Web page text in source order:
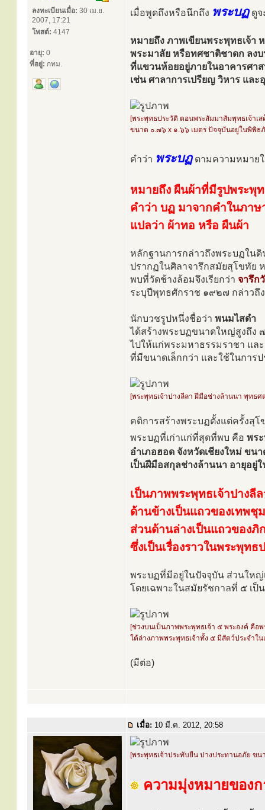
ลงทะเบียนเมื่อ: 30 เม.ย.
2007, 17:21
โพสต์: 4147
อายุ: 0
ที่อยู่: กทม.
เมื่อพูดถึงหรือนึกถึง พระบฏดูจ
หมายถึง ภาพเขียนพระพุทธเจ้า
พระมาลัย หรือทศชาติชาดก ลง
ที่แขวนห้อยอยู่ภายในอาคารศา
เช่น ศาลาการเปรียญ วิหาร แล
[พระพุทธประวัติ ตอนพระสัมมาสัมพุทธเจ้า
ขนาด ๐.๗๖ x ๑.๖๖ เมตร ปัจจุบันอยู่ในพิพิ
คำว่า พระบฏตามความหมาย
หมายถึง ผืนผ้าที่มีรูปพระพุ
คำว่า บฏ มาจากคำในภา
แปลว่า ผ้าทอ หรือ ผืนผ้า
หลักฐานการกล่าวถึงพระบฏใน
ปรากฏในศิลาจารึกสมัยสุโขทัย
พบที่วัดช้างล้อมจึงเรียกว่า จารึก
ระบุปีพุทธศักราช ๑๙๒๗ กล่าวถึง
นักบวชรูปหนึ่งชื่อว่า พนมไสดำ
ได้สร้างพระบฏขนาดใหญ่สูงถึง
ไปให้แก่พระมหาธรรมราชา แล
ที่มีขนาดเล็กกว่า และใช้ในการ
[พระพุทธเจ้าปางลีลา ฝีมือช่างล้านนา พุทธศ
คติการสร้างพระบฏตั้งแต่ครั้งสุ
พระบฏที่เก่าแก่ที่สุดที่พบ คือ พร
อำเภอฮอด จังหวัดเชียงใหม่ ขน
เป็นฝีมือสกุลช่างล้านนา อายุอยู่
เป็นภาพพระพุทธเจ้าปางลี
ด้านข้างเป็นแถวของเทพชุ
ส่วนด้านล่างเป็นแถวของภิ
ซึ่งเป็นเรื่องราวในพระพุท
พระบฏที่มีอยู่ในปัจจุบัน ส่วนให
โดยเฉพาะในสมัยรัชกาลที่ ๕ เป็
[ช่วงบนเป็นภาพพระพุทธเจ้า ๕ พระองค์ คือ
ใต้ล่างภาพพระพุทธเจ้าทั้ง ๕ มีสัตว์ประจำใ
(มีต่อ)
เมื่อ: 10 มี.ค. 2012, 20:58
[พระพุทธเจ้าประทับยืน ปางประทานอภัย ข
ความมุ่งหมายของก